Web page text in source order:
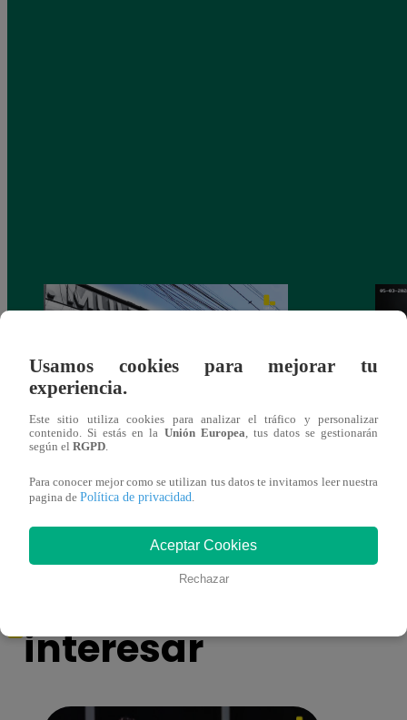
Asesinan a comerciante ferretero dentro de
galería en San Juan de Lurigancho
También te puede
interesar
Usamos cookies para mejorar tu
experiencia.
Este sitio utiliza cookies para analizar el tráfico y personalizar
contenido. Si estás en la Unión Europea, tus datos se gestionarán
según el RGPD.
Para conocer mejor como se utilizan tus datos te invitamos leer nuestra
pagina de Política de privacidad.
Aceptar Cookies
Rechazar